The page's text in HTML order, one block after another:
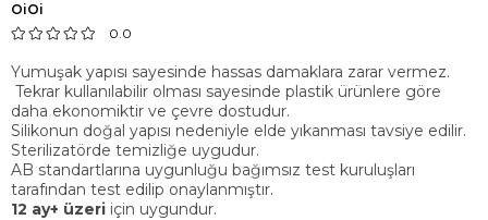
OiOi
0.0
Yumuşak yapısı sayesinde hassas damaklara zarar vermez.
Tekrar kullanılabilir olması sayesinde plastik ürünlere göre
daha ekonomiktir ve çevre dostudur.
Silikonun doğal yapısı nedeniyle elde yıkanması tavsiye edilir.
Sterilizatörde temizliğe uygudur.
AB standartlarına uygunluğu bağımsız test kuruluşları
tarafından test edilip onaylanmıştır.
12 ay+ üzeri için uygundur.